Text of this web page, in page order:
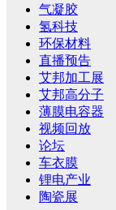
气凝胶
氢科技
环保材料
直播预告
艾邦加工展
艾邦高分子
薄膜电容器
视频回放
论坛
车衣膜
锂电产业
陶瓷展